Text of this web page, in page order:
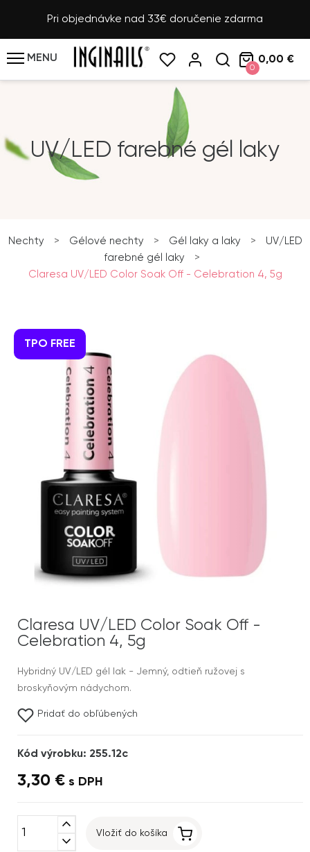
Pri objednávke nad 33€ doručenie zdarma
MENU
0
0,00 €
UV/LED farebné gél laky
Nechty > Gélové nechty > Gél laky a laky >
UV/LED
farebné gél laky
>
Claresa UV/LED Color Soak Off - Celebration 4, 5g
TPO FREE
Claresa UV/LED Color Soak Off -
Celebration 4, 5g
Hybridný UV/LED gél lak - Jemný, odtieň ružovej s
broskyňovým nádychom.
Pridať do obľúbených
Kód výrobku: 255.12c
3,30 € s DPH
expand_less
expand_more
Vložiť do košíka